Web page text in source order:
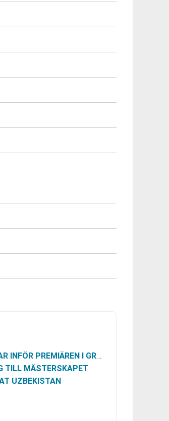
PREMIÄREN I GRUPP K
TILL MÄSTERSKAPET
UZBEKISTAN